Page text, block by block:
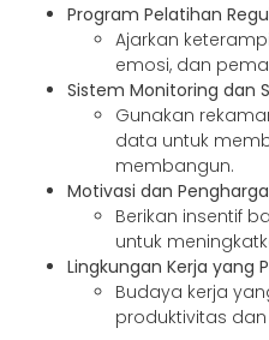
Program Pelatihan
Ajarkan
emosi, dan
Sistem Monitoring dan
Gunakan
data untuk
membangun.
Motivasi dan
Berikan insentif
untuk
Lingkungan Kerja yang
Budaya kerja
produktivitas